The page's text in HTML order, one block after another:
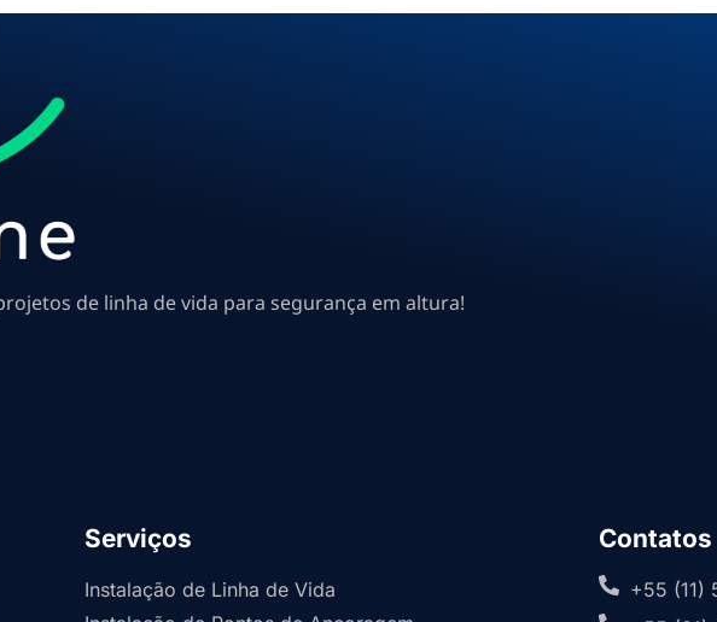
de linha de vida para segurança em altura!
Serviços
Instalação de Linha de Vida
Contatos
+55 (11)